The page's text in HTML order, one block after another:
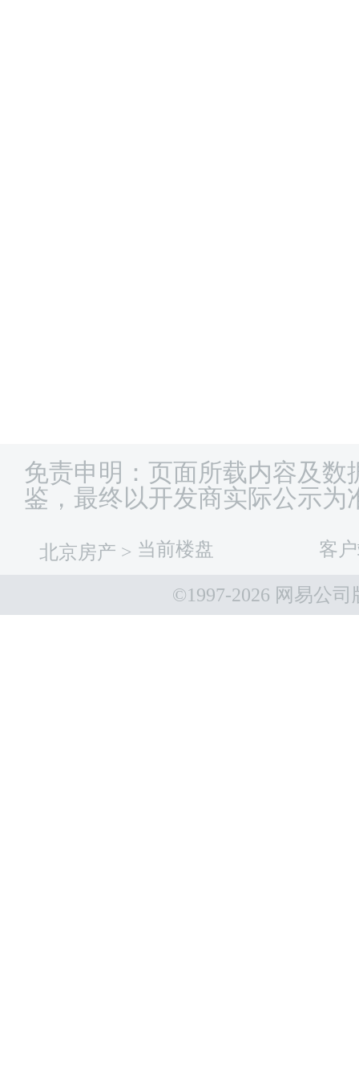
免责申明：页面所载内容及数
鉴，最终以开发商实际公示为
北京房产 > 当前楼盘 客
©1997-2026 网易公